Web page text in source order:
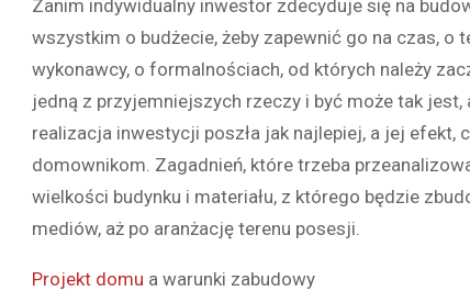
Zanim indywidualny inwestor zdecyduje się na
wszystkim o budżecie, żeby zapewnić go na czas,
wykonawcy, o formalnościach, od których należy
jedną z przyjemniejszych rzeczy i być może tak
realizacja inwestycji poszła jak najlepiej, a jej efekt,
domownikom. Zagadnień, które trzeba
wielkości budynku i materiału, z którego będzie
mediów, aż po aranżację terenu posesji.
Projekt domu a warunki zabudowy